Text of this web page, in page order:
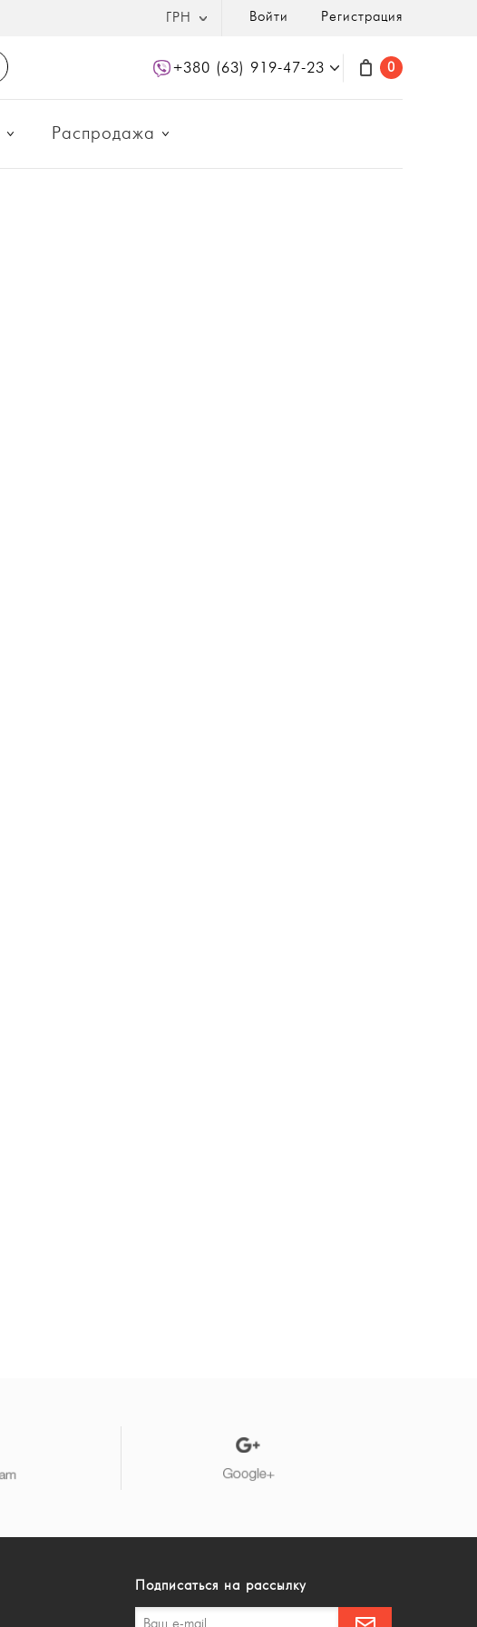
ГРН Войти Регистрация
+380 (63) 919-47-23 0
Распродажа
Подписаться на рассылку